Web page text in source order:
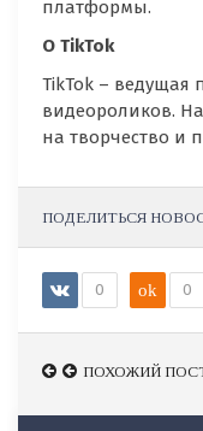
платформы.
О TikTok
TikTok – ведущая
видеороликов.
на творчество и
ПОДЕЛИТЬСЯ
0 ok 0
ПОХОЖИЙ
ПОХОЖИЙ